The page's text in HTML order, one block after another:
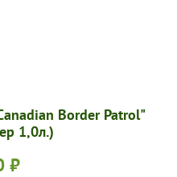
Border Patrol"
1,0л.)
₽